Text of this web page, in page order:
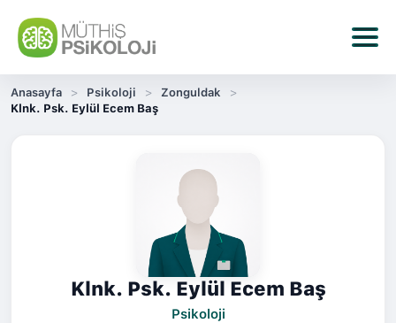
Anasayfa Psikoloji
Zonguldak
Klnk. Psk. Eylül Ecem Baş
Klnk. Psk. Eylül Ecem Baş
Psikoloji